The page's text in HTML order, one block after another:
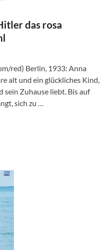
das rosa
red) Berlin, 1933: Anna
alt und ein glückliches Kind,
sein Zuhause liebt. Bis auf
sich zu …